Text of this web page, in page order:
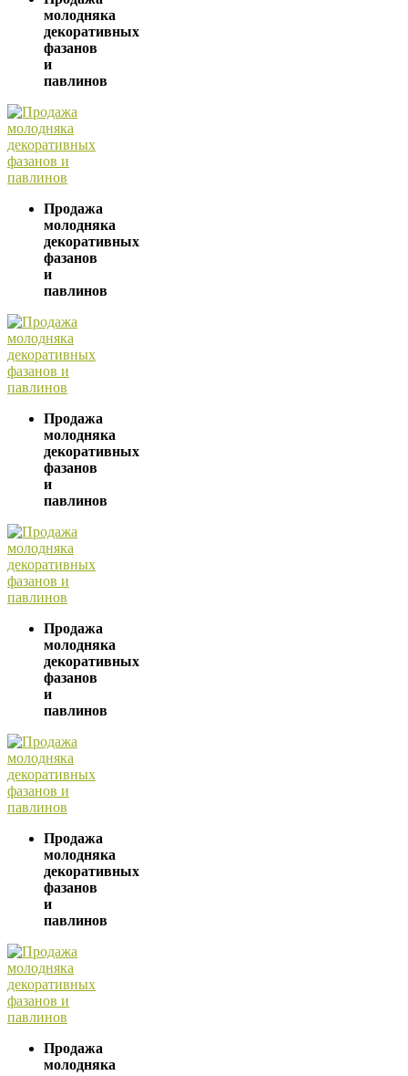
молодняка
декоративных
фазанов
и
павлинов
Продажа
молодняка
декоративных
фазанов
и
павлинов
Продажа
молодняка
декоративных
фазанов
и
павлинов
Продажа
молодняка
декоративных
фазанов
и
павлинов
Продажа
молодняка
декоративных
фазанов
и
павлинов
Продажа
молодняка